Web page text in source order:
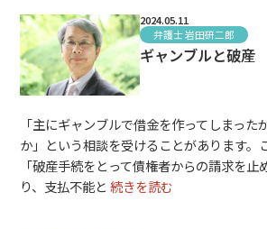
2024.05.11
弁護士 岩田研二郎
ギャンブルと破産
「主にギャンブルで借金を作ってしまった
か」という相談を受けることがあります。
「破産手続をとって債権者からの請求を
り、支払不能と 続きを読む